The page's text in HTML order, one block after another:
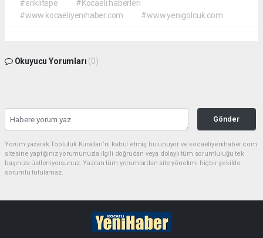
#eriklitepe
#Kocaeli haberleri
#www.kocaeliyenihaber.com
#www.yenigolcuk.com
Okuyucu Yorumları (0)
Gönder
Yorum yazarak Topluluk Kuralları’nı kabul etmiş bulunuyor ve kocaeliyenihaber.com
sitesine yaptığınız yorumunuzla ilgili doğrudan veya dolaylı tüm sorumluluğu tek
başınıza üstleniyorsunuz. Yazılan tüm yorumlardan site yönetimi hiçbir şekilde
sorumlu tutulamaz.